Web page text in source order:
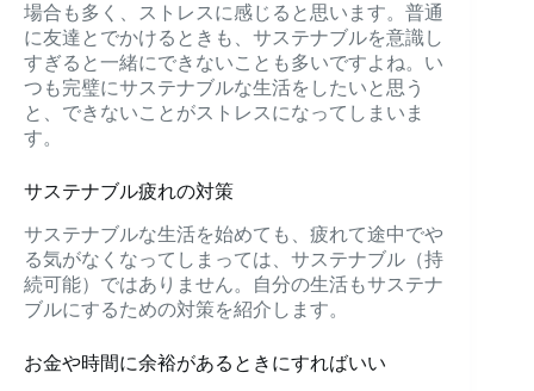
場合も多く、ストレスに感じると思います。普通
に友達とでかけるときも、サステナブルを意識し
すぎると一緒にできないことも多いですよね。い
つも完璧にサステナブルな生活をしたいと思う
と、できないことがストレスになってしまいま
す。
サステナブル疲れの対策
サステナブルな生活を始めても、疲れて途中でや
る気がなくなってしまっては、サステナブル（持
続可能）ではありません。自分の生活もサステナ
ブルにするための対策を紹介します。
お金や時間に余裕があるときにすればいい